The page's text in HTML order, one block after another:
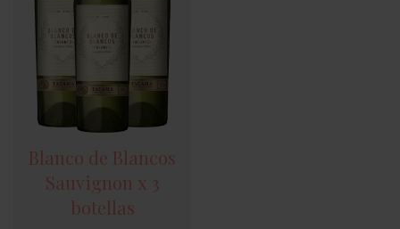
Blanco de Blancos
Sauvignon x 3
botellas